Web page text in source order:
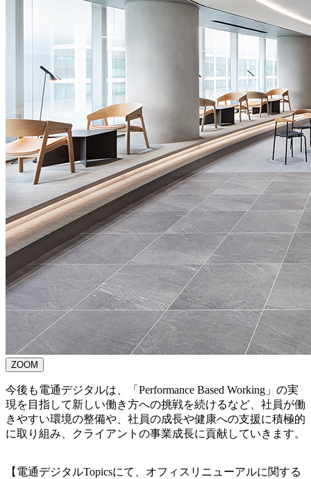
ZOOM
今後も電通デジタルは、「Performance Based Working」の実
現を目指して新しい働き方への挑戦を続けるなど、社員が働
きやすい環境の整備や、社員の成長や健康への支援に積極的
に取り組み、クライアントの事業成長に貢献していきます。
【電通デジタルTopicsにて、オフィスリニューアルに関する